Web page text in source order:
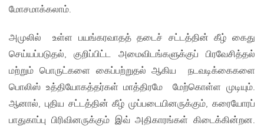
மோசமாக்கலாம்.
அமுலில் உள்ள பயங்கரவாதத் தடைச் சட்டத்தின் கீழ் கைது
செய்யப்படுதல், குறிப்பிட்ட அமைவிடங்களுக்குப் பிரவேசித்தல்
மற்றும் பொருட்களை கைப்பற்றுதல் ஆகிய நடவடிக்கைகளை
பொலிஸ் உத்தியோகத்தர்கள் மாத்திரமே மேற்கொள்ள முடியும்.
ஆனால், புதிய சட்டத்தின் கீழ் முப்படையினருக்கும், கரையோரப்
பாதுகாப்பு பிரிவினருக்கும் இவ் அதிகாரங்கள் கிடைக்கின்றன.